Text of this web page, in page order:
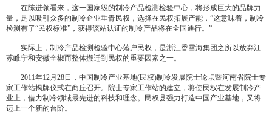
在陈进领看来，这一国家级的制冷产品检测检验中心，将形成巨大的品牌力
量，足以吸引众多的制冷企业垂青民权，选择在民权拓展产能，“这意味着，制冷
检测有了“民权标准”，获得该站认证的制冷产品将在全国通行。”
实际上，制冷产品检测检验中心落户民权，是浙江香雪海集团之所以放弃江
苏睢宁和安徽全椒而整体搬迁到民权的重要因素之一。
2011年12月28日，中国制冷产业基地(民权)制冷发展院士论坛暨河南省院士专
家工作站揭牌仪式在商丘召开。院士专家工作站的建立，将使民权在发展制冷产
业上，借力制冷领域最先进的科技和理念。民权县强力打造中国产业基地，又将
迈上一个新的台阶。